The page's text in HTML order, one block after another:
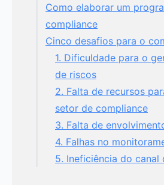
Como elaborar um
compliance
Cinco desafios para o
1. Dificuldade para o
de riscos
2. Falta de recursos
setor de compliance
3. Falta de
4. Falhas no
5. Ineficiência do canal